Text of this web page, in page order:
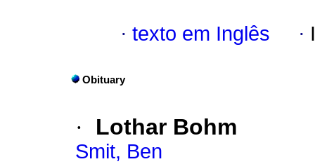
· texto em Inglês ·
Obituary
· Lothar Bohm
Smit, Ben